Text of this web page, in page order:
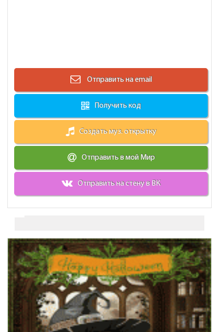
Отправить на email
Получить код
Создать муз. открытку
Отправить в мой Мир
Отправить на стену в ВК